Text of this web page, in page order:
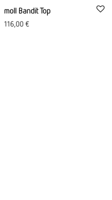
moll Bandit Top
116,00 €